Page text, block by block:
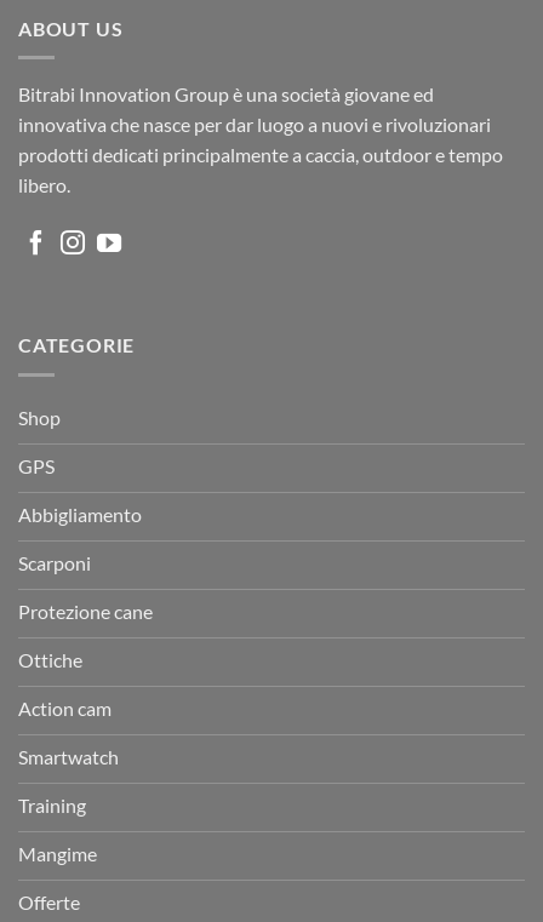
ABOUT US
Bitrabi Innovation Group è una società giovane ed
innovativa che nasce per dar luogo a nuovi e rivoluzionari
prodotti dedicati principalmente a caccia, outdoor e tempo
libero.
CATEGORIE
Shop
GPS
Abbigliamento
Scarponi
Protezione cane
Ottiche
Action cam
Smartwatch
Training
Mangime
Offerte